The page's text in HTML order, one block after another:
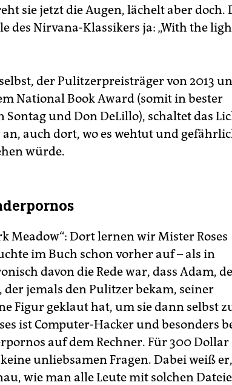
sie jetzt die Augen, lächelt aber doch.
des Nirvana-Klassikers ja: „With the
der Pulitzerpreisträger von 2013
National Book Award (somit in bester
Sontag und Don DeLillo), schaltet das
auch dort, wo es wehtut und
würde.
Meadow“: Dort lernen wir Mister Roses
im Buch schon vorher auf – als in
davon die Rede war, dass Adam,
jemals den Pulitzer bekam, seiner
Figur geklaut hat, um sie dann selbst
ist Computer-Hacker und besonders
auf dem Rechner. Für 300
unliebsamen Fragen. Dabei weiß
wie man alle Leute mit solchen